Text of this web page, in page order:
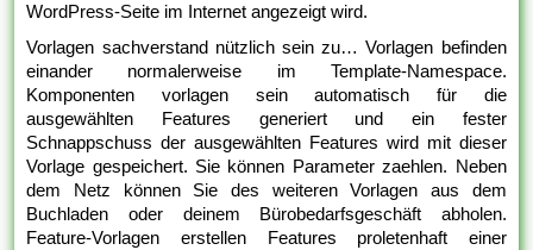
WordPress-Seite im Internet angezeigt wird.
Vorlagen sachverstand nützlich sein zu… Vorlagen befinden
einander normalerweise im Template-Namespace.
Komponenten vorlagen sein automatisch für die
ausgewählten Features generiert und ein fester
Schnappschuss der ausgewählten Features wird mit dieser
Vorlage gespeichert. Sie können Parameter zaehlen. Neben
dem Netz können Sie des weiteren Vorlagen aus dem
Buchladen oder deinem Bürobedarfsgeschäft abholen.
Feature-Vorlagen erstellen Features proletenhaft einer